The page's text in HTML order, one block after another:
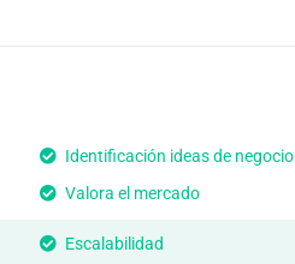
Identificación ideas de negocio
Valora el mercado
Escalabilidad